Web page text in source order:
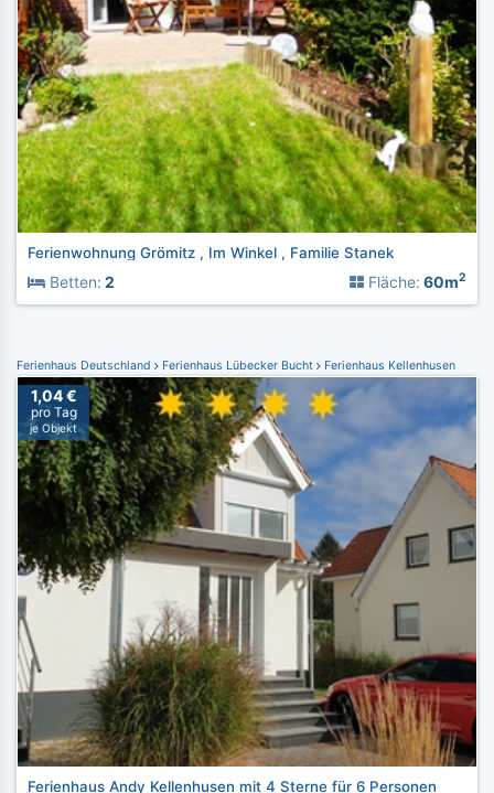
Ferienwohnung Grömitz , Im Winkel , Familie Stanek
Betten: 2 Fläche: 60m2
Ferienhaus Deutschland Ferienhaus Lübecker Bucht Ferienhaus Kellenhusen
1,04 €
pro Tag
je Objekt
Ferienhaus Andy Kellenhusen mit 4 Sterne für 6 Personen